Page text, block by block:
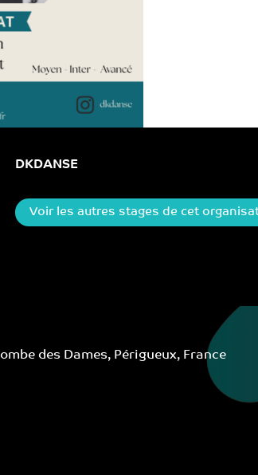
DKDANSE
Voir les autres stages de cet
des Dames, Périgueux, France